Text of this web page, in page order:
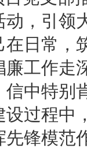
动，引领
在日常，
廉工作走
信中特别
设过程中
先锋模范